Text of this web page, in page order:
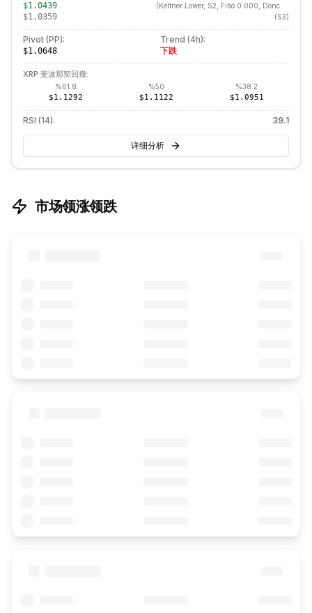
$1.0439 (Keltner Lower, S2, Fibo 0.000, Donchian Lower, ATR Lower
$1.0359 (S3)
Pivot (PP):
$1.0648
Trend (4h):
下跌
XRP 斐波那契回撤:
%61.8
$1.1292
%50
$1.1122
%38.2
$1.0951
RSI (14): 39.1
详细分析
市场领涨领跌